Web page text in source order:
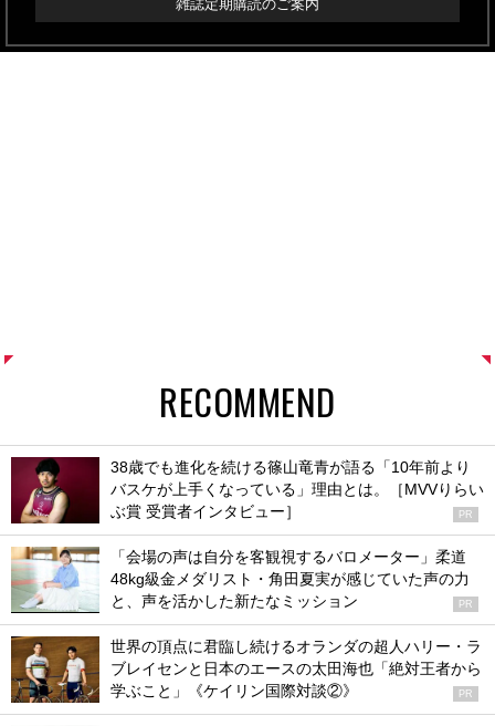
雑誌定期購読のご案内
RECOMMEND
38歳でも進化を続ける篠山竜青が語る「10年前より
バスケが上手くなっている」理由とは。［MVVりらい
ぶ賞 受賞者インタビュー］
PR
「会場の声は自分を客観視するバロメーター」柔道
48kg級金メダリスト・角田夏実が感じていた声の力
と、声を活かした新たなミッション
PR
世界の頂点に君臨し続けるオランダの超人ハリー・ラ
ブレイセンと日本のエースの太田海也「絶対王者から
学ぶこと」《ケイリン国際対談②》
PR